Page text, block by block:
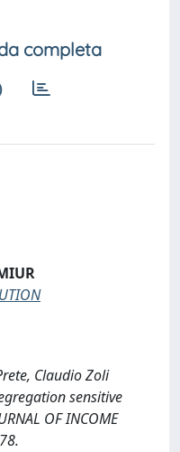
completa
Claudio Zoli
sensitive
OF INCOME